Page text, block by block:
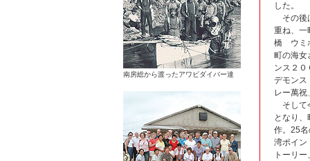
南房総から渡ったアワビダイバー達
した。
その後
重ね、一
橋 ウミ
町の海女
ンス２
デモンス
レー萬祝
そして
となり
作。25
湾ポイン
トーリ